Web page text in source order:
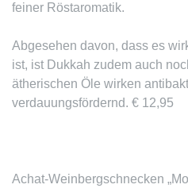
feiner Röstaromatik.
Abgesehen davon, dass es
ist, ist Dukkah zudem auch
ätherischen Öle wirken
verdauungsfördernd. € 12,95
Achat-Weinbergschnecken